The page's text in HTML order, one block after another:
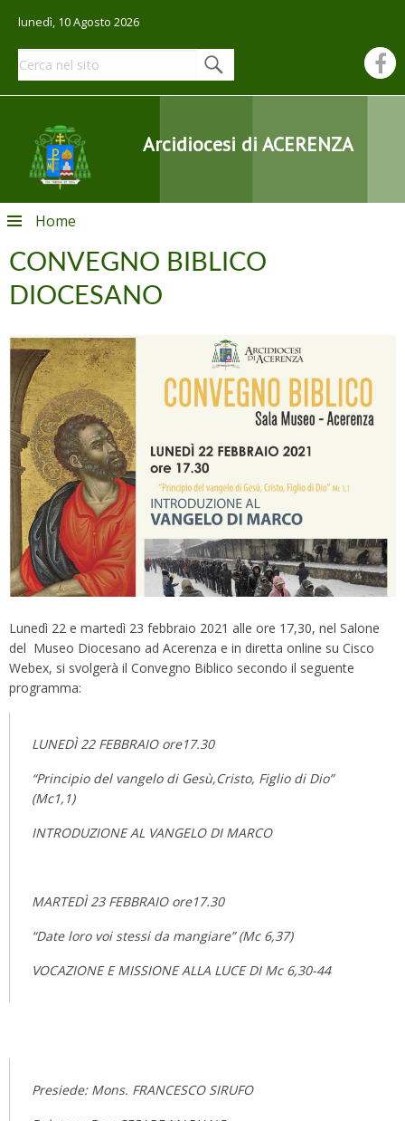
lunedì, 10 Agosto 2026
Arcidiocesi di ACERENZA
Skip
content
Home
CONVEGNO BIBLICO
DIOCESANO
Lunedì 22 e martedì 23 febbraio 2021 alle ore 17,30, nel Salone
del Museo Diocesano ad Acerenza e in diretta online su Cisco
Webex, si svolgerà il Convegno Biblico secondo il seguente
programma:
LUNEDÌ 22 FEBBRAIO ore17.30
“Principio del vangelo di Gesù,Cristo, Figlio di Dio”
(Mc1,1)
INTRODUZIONE AL VANGELO DI MARCO
MARTEDÌ 23 FEBBRAIO ore17.30
“Date loro voi stessi da mangiare” (Mc 6,37)
VOCAZIONE E MISSIONE ALLA LUCE DI Mc 6,30-44
Presiede: Mons. FRANCESCO SIRUFO